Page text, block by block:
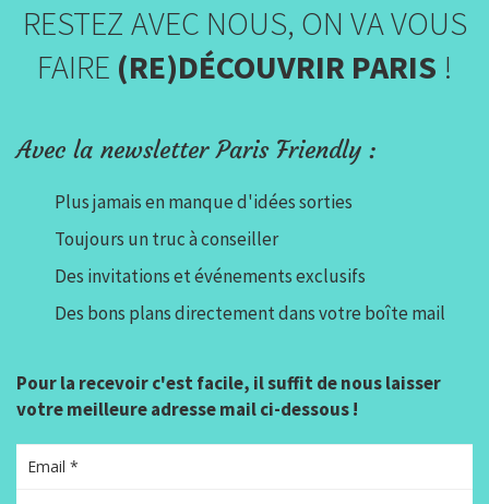
RESTEZ AVEC NOUS, ON VA VOUS
FAIRE (RE)DÉCOUVRIR PARIS !
Avec la newsletter Paris Friendly :
Plus jamais en manque d'idées sorties
Toujours un truc à conseiller
Des invitations et événements exclusifs
Des bons plans directement dans votre boîte mail
Pour la recevoir c'est facile, il suffit de nous laisser
votre meilleure adresse mail ci-dessous !